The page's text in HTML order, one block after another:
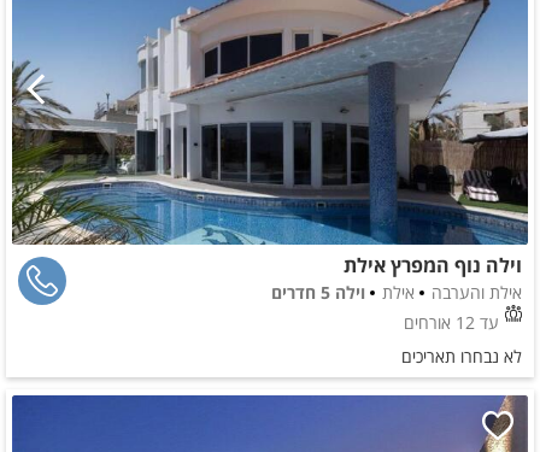
וילה נוף המפרץ אילת
אילת והערבה אילת
וילה 5 חדרים
עד 12 אורחים
לא נבחרו תאריכים